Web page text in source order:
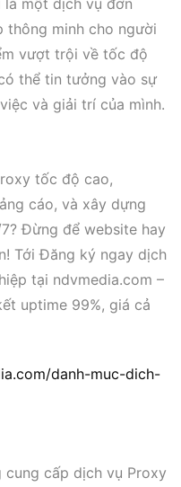
là một dịch vụ đơn
thông minh cho người
vượt trội về tốc độ
thể tin tưởng vào sự
và giải trí của mình.
tốc độ cao,
cáo, và xây dựng
Đừng để website hay
Tới Đăng ký ngay dịch
tại ndvmedia.com –
uptime 99%, giá cả
danh-muc-dich-
cấp dịch vụ Proxy